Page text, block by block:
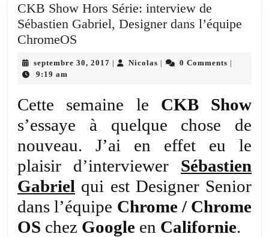
CKB Show Hors Série: interview de
Sébastien Gabriel, Designer dans l’équipe
ChromeOS
Hors
interview
Sébastien
Gabriel,
Designer
dans
l’équipe
ChromeOS
septembre 30, 2017 septembre
Nicolas Nicolas0 Comments
9:19 am
Cette semaine le CKB Show
s’essaye à quelque chose de
nouveau. J’ai en effet eu le
plaisir d’interviewer Sébastien
Gabriel qui est Designer Senior
dans l’équipe Chrome / Chrome
OS chez Google en Californie.